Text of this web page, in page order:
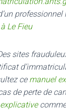
Le Fieu
sites
ce manuel
de perte de